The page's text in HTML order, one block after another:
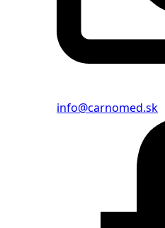
info@carnomed.sk